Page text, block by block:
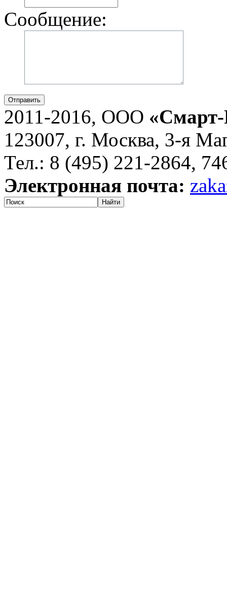
Сообщение:
Отправить
2011-2016, ООО
123007, г. Москва, 3-я
Тел.: 8 (495) 221-2864,
Электронная почта:
Найти